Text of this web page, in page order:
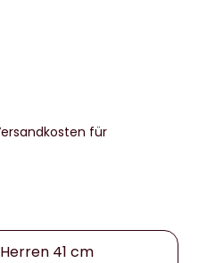
für
41 cm